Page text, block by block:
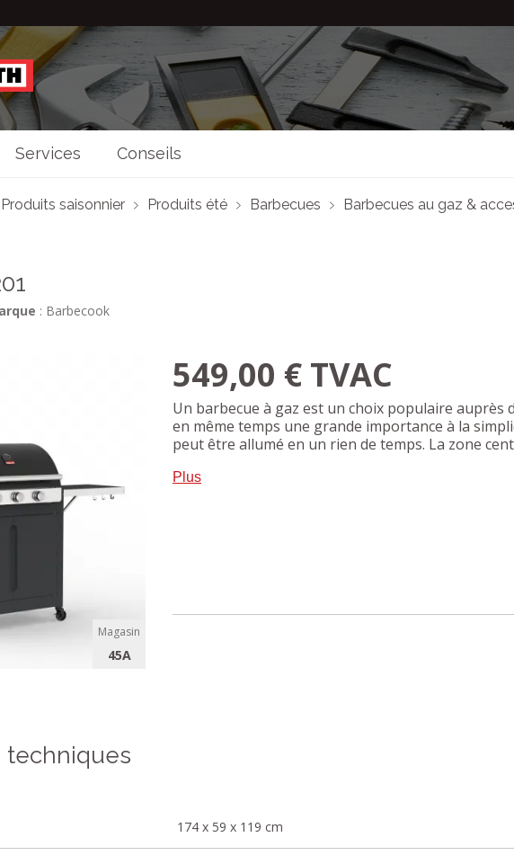
Services Conseils
Produits saisonnier Produits été Barbecues Barbecues au gaz &
: Barbecook
Magasin
45A
549,00 € TVAC
Un barbecue à gaz est un choix populaire auprès
en même temps une grande importance à la
peut être allumé en un rien de temps. La zone
à pizza ou une plancha. Grâce au couvercle
Plus
techniques
174 x 59 x 119 cm